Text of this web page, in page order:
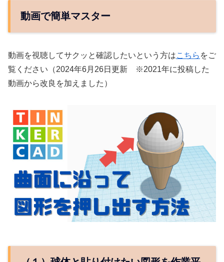
動画で簡単マスター
動画を視聴してサクッと確認したいという方はこちら をご
覧ください（2024年6月26日更新 ※2021年に投稿した
動画から改良を加えました）